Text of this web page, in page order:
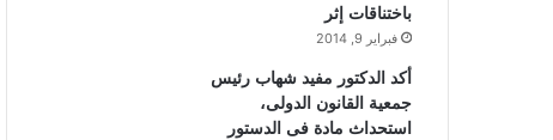
باختناقات إثر
فبراير 9, 2014
أكد الدكتور مفيد شهاب رئيس
جمعية القانون الدولى،
استحداث مادة فى الدستور